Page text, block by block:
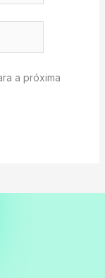
a próxima